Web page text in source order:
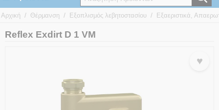
Αρχική / Θέρμανση / Εξοπλισμός λεβητοστασίου / Εξαεριστικά,
Reflex Exdirt D 1 VM
♥